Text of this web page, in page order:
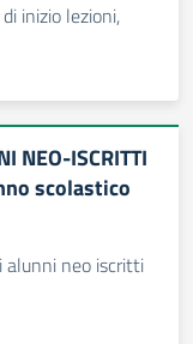
inizio lezioni,
NEO-ISCRITTI
scolastico
alunni neo iscritti